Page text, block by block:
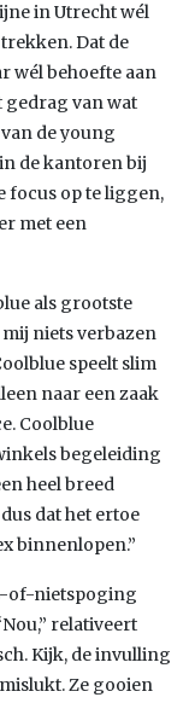
in Utrecht wél
Dat de
wél behoefte aan
gedrag van wat
de young
de kantoren bij
focus op te liggen,
met een
als grootste
niets verbazen
speelt slim
naar een zaak
Coolblue
begeleiding
heel breed
dat het ertoe
binnenlopen.”
of-nietspoging
relativeert
Kijk, de invulling
Ze gooien